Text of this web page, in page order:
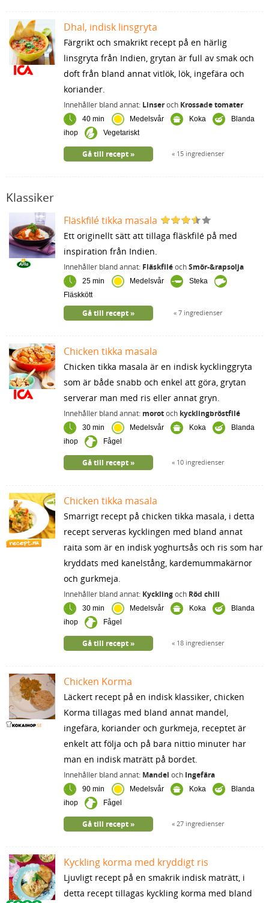
Dhal, indisk linsgryta
Färgrikt och smakrikt recept på en härlig
linsgryta från Indien, grytan är full av smak och
doft från bland annat vitlök, lök, ingefära och
koriander.
Innehåller bland annat: Linseroch Krossade tomater
40 min Medelsvår Koka
Blanda
ihop
Vegetariskt
15 ingredienser
Gå till recept
Klassiker
Fläskfilé tikka masala
Ett originellt sätt att tillaga fläskfilé på med
inspiration från Indien.
Innehåller bland annat: FläskfiléochSmör-&rapsolja
25 min Medelsvår
Steka
Fläskkött
7 ingredienser
Gå till recept
Chicken tikka masala
Chicken tikka masala är en indisk kycklinggryta
som är både snabb och enkel att göra, grytan
serverar man med ris eller annat gryn.
Innehåller bland annat: morotoch kycklingbröstfilé
30 min Medelsvår Koka
Blanda
ihop
Fågel
10 ingredienser
Gå till recept
Chicken tikka masala
Smarrigt recept på chicken tikka masala, i detta
recept serveras kycklingen med bland annat
raita som är en indisk yoghurtsås och ris som har
kryddats med kanelstång, kardemummakärnor
och gurkmeja.
Innehåller bland annat: Kycklingoch Röd chili
30 min Medelsvår Koka
Blanda
ihop
Fågel
18 ingredienser
Gå till recept
Chicken Korma
Läckert recept på en indisk klassiker, chicken
Korma tillagas med bland annat mandel,
ingefära, koriander och gurkmeja, receptet är
enkelt att följa och på bara nittio minuter har
man en indisk maträtt på bordet.
Innehåller bland annat: Mandel och Ingefära
90 min Medelsvår Koka
Blanda
ihop
Fågel
27 ingredienser
Gå till recept
Kyckling korma med kryddigt ris
Ljuvligt recept på en smakrik indisk maträtt, i
detta recept tillagas kyckling korma med bland